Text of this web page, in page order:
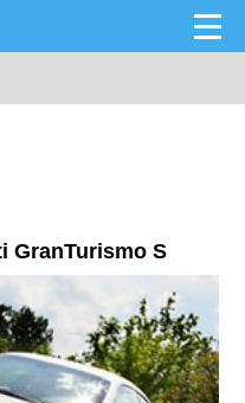
GranTurismo S